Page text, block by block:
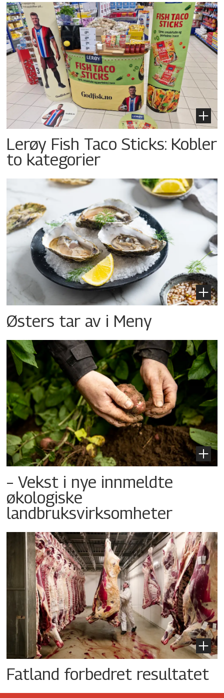
Lerøy Fish Taco Sticks: Kobler
to kategorier
Østers tar av i Meny
– Vekst i nye innmeldte
økologiske
landbruksvirksomheter
Fatland forbedret resultatet